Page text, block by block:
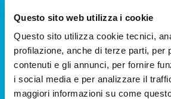
Questo sito web utilizza i cookie
Questo sito utilizza cookie tecnici,
profilazione, anche di terze parti, per
contenuti e gli annunci, per fornire
i social media e per analizzare il
maggiori informazioni su come
PREPARAZIONE
Spalmate sopra a due piadine
Cotto.
Completate con la lattuga e carote
Arrotolate le piadine formando